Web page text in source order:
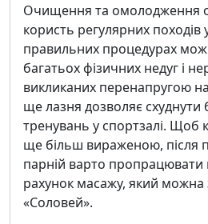
Очищення та омолодження
користь регулярних
правильних процедурах
багатьох фізичних недуг і
викликаних перенапругою
ще лазня дозволяє схуднути
тренувань у спортзалі. Щоб
ще більш вираженою, після
парній варто пропрацювати
рахунок масажу, який можна
«Соловей».